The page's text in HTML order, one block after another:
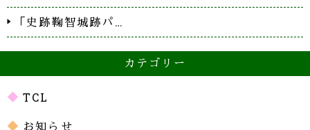
「史跡鞠智城跡パ…
カテゴリー
TCL
お知らせ